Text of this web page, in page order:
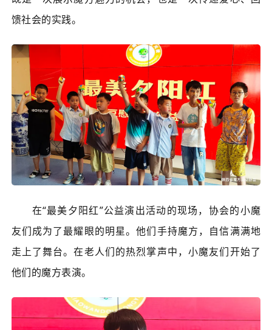
馈社会的实践。
在“最美夕阳红”公益演出活动的现场，协会的小魔
友们成为了最耀眼的明星。他们手持魔方，自信满满地
走上了舞台。在老人们的热烈掌声中，小魔友们开始了
他们的魔方表演。